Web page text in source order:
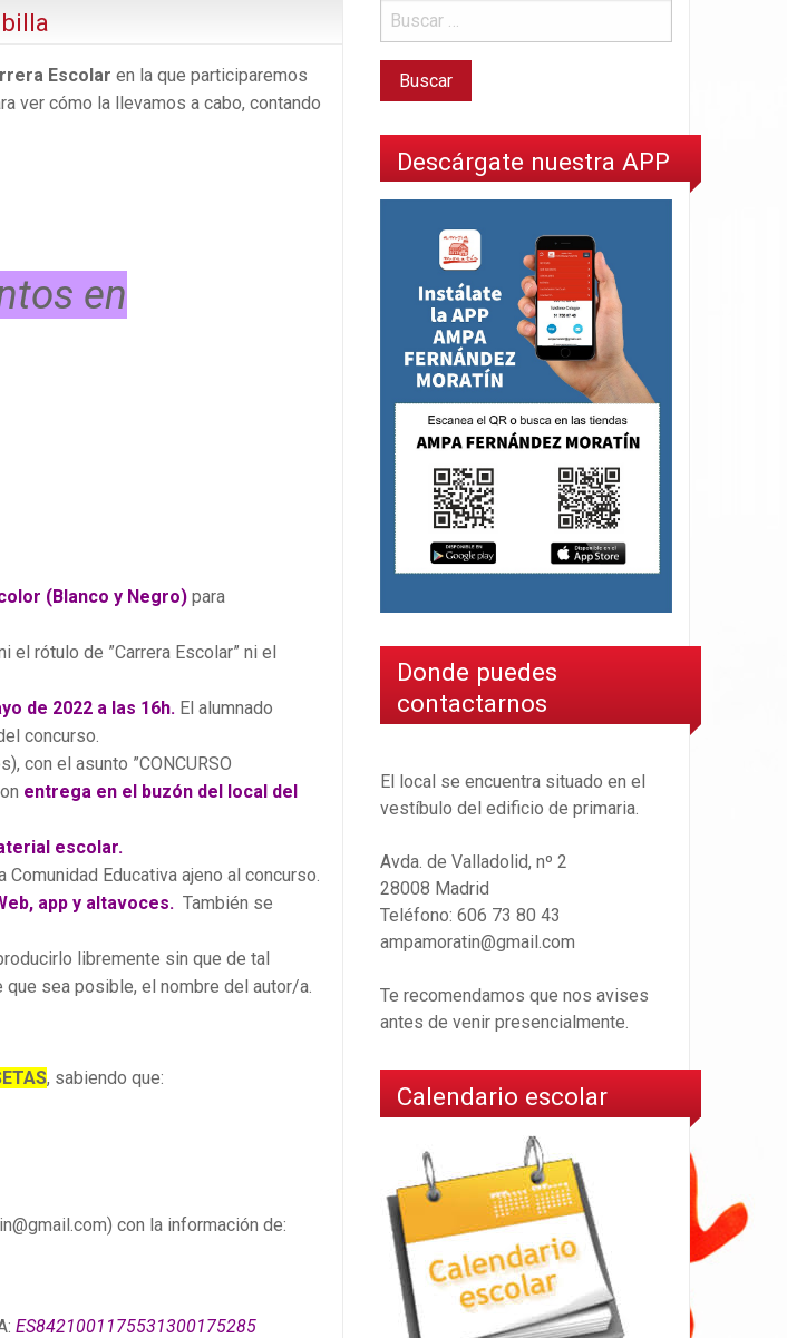
Escolar en la que participaremos
ver cómo la llevamos a cabo, contando
en
(Blanco y Negro) para
el rótulo de ”Carrera Escolar” ni el
de 2022 a las 16h. El alumnado
concurso.
con el asunto ”CONCURSO
entrega en el buzón del local del
escolar.
Educativa ajeno al concurso.
app y altavoces. También se
libremente sin que de tal
sea posible, el nombre del autor/a.
, sabiendo que:
con la información de:
ES8421001175531300175285
Descárgate nuestra APP
Donde puedes
contactarnos
El local se encuentra situado en el
vestíbulo del edificio de primaria.
Avda. de Valladolid, nº 2
28008 Madrid
Teléfono: 606 73 80 43
ampamoratin@gmail.com
Te recomendamos que nos avises
antes de venir presencialmente.
Calendario escolar